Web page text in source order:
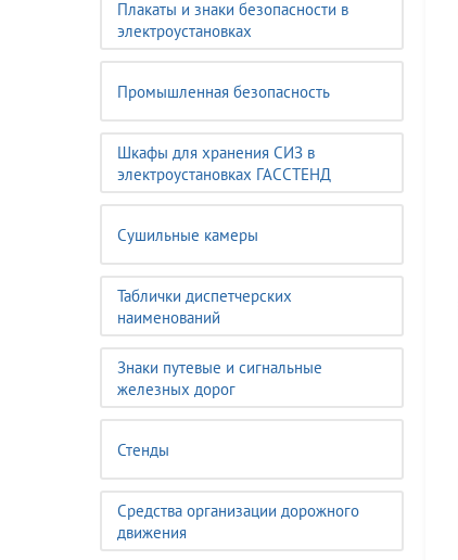
Плакаты и знаки безопасности в
электроустановках
Промышленная безопасность
Шкафы для хранения СИЗ в
электроустановках ГАССТЕНД
Сушильные камеры
Таблички диспетчерских
наименований
Знаки путевые и сигнальные
железных дорог
Стенды
Средства организации дорожного
движения